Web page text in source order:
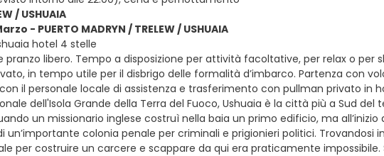
/ USHUAIA
- PUERTO MADRYN / TRELEW / USHUAIA
hotel 4 stelle
pranzo libero. Tempo a disposizione per attività facoltative, per relax o per
in tempo utile per il disbrigo delle formalità d’imbarco. Partenza con
il personale locale di assistenza e trasferimento con pullman privato in
dell'Isola Grande della Terra del Fuoco, Ushuaia è la città più a Sud del
un missionario inglese costruì nella baia un primo edificio, ma
un’importante colonia penale per criminali e prigionieri politici. Trovandosi
per costruire un carcere e scappare da qui era praticamente